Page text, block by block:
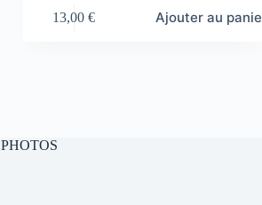
13,00€ Ajouter au panier
PHOTOS